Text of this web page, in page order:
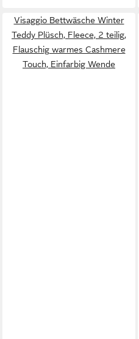
Visaggio Bettwäsche Winter
Teddy Plüsch, Fleece, 2 teilig,
Flauschig warmes Cashmere
Touch, Einfarbig Wende